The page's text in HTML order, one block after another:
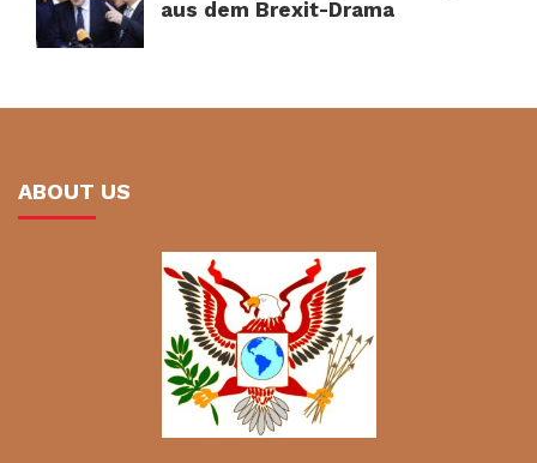
aus dem Brexit-Drama
ABOUT US